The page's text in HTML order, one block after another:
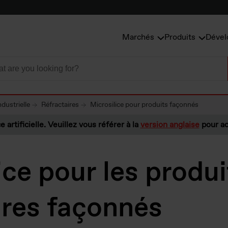
Marchés Produits
Réfractaires Microsilice pour produits façonnés
artificielle. Veuillez vous référer à laversion anglaise pour
pour les
façonnés